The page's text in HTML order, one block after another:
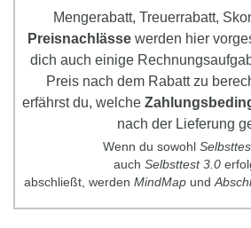
Mengerabatt, Treuerrabatt,
Preisnachlässewerden hier
dich auch einige
Preis nach dem Rabatt zu
erfährst du, welche
nach der Lieferung
Wenn du sowohl
auch Selbsttest3.0
abschließt, werden MindMap und